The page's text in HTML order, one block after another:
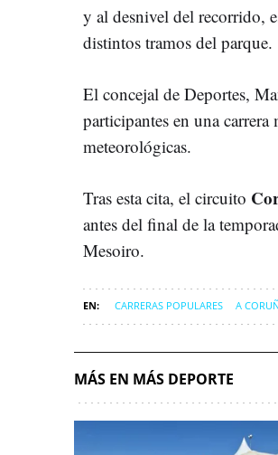
y al desnivel del recorrido,
distintos tramos del parque.
El concejal de Deportes,
participantes en una
meteorológicas.
Tras esta cita, el circuito
antes del final de la
Mesoiro.
CARRERAS POPULARES A
MÁS EN MÁS DEPORTE